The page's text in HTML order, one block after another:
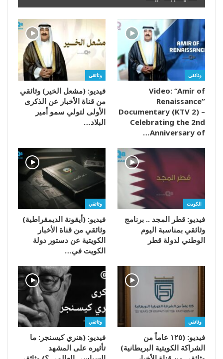
وثائقي
Video: “Amir of
Renaissance”
Documentary (KTV 2) –
Celebrating the 2nd
Anniversary of…
وثائقي
فيديو: (مشعل الخير) وثائقي
من قناة الأخبار عن الذكرى
الأولى لتولي سمو أمير
البلاد…
الكويت
فيديو: قطر المجد .. برنامج
وثائقي بمناسبة اليوم
الوطني لدولة قطر
وثائقي
فيديو: (أيقونة الديمقراطية)
وثائقي من قناة الأخبار
الكويتية عن دستور دولة
الكويت في…
وثائقي
فيديو: (١٢٥ عاماً من
الشراكة الكويتية البريطانية)
وثائقي
فيديو: (هنري كيسنجر: ما
تأثيره على المشهد